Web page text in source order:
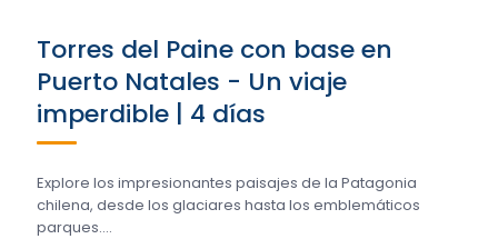
Torres del Paine con base en
Puerto Natales - Un viaje
imperdible | 4 días
Explore los impresionantes paisajes de la Patagonia
chilena, desde los glaciares hasta los emblemáticos
parques....